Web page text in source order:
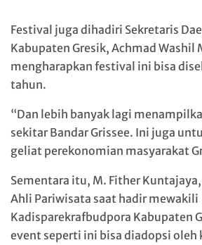
Festival juga dihadiri Sekretaris
Kabupaten Gresik, Achmad Washil
mengharapkan festival ini bisa
tahun.
“Dan lebih banyak lagi
sekitar Bandar Grissee. Ini juga
geliat perekonomian masyarakat
Sementara itu, M. Fither
Ahli Pariwisata saat hadir mewakili
Kadisparekrafbudpora Kabupaten
event seperti ini bisa diadopsi oleh